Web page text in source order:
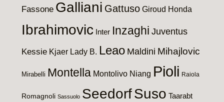
Fassone Galliani Gattuso Giroud Honda
Ibrahimovic Inter Inzaghi Juventus
Kessie Kjaer Lady B. Leao Maldini Mihajlovic
Mirabelli Montella Montolivo Niang Pioli Raiola
Romagnoli Sassuolo SeedorfSuso Taarabt